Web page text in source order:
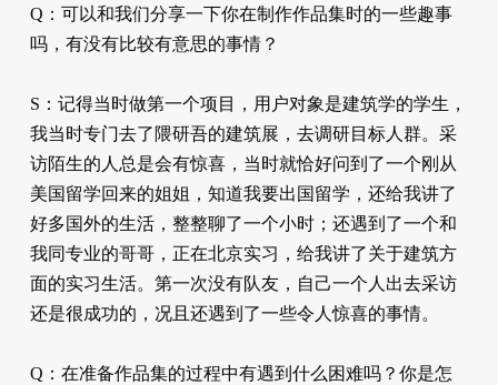
Q：可以和我们分享一下你在制作作品集时的一些趣事
吗，有没有比较有意思的事情？
S：记得当时做第一个项目，用户对象是建筑学的学生，
我当时专门去了隈研吾的建筑展，去调研目标人群。采
访陌生的人总是会有惊喜，当时就恰好问到了一个刚从
美国留学回来的姐姐，知道我要出国留学，还给我讲了
好多国外的生活，整整聊了一个小时；还遇到了一个和
我同专业的哥哥，正在北京实习，给我讲了关于建筑方
面的实习生活。第一次没有队友，自己一个人出去采访
还是很成功的，况且还遇到了一些令人惊喜的事情。
Q：在准备作品集的过程中有遇到什么困难吗？你是怎